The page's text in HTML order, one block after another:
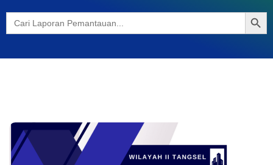
Search
for: